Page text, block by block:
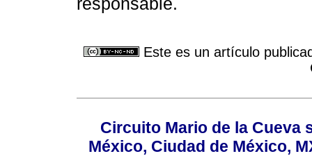
Este es un artículo
Circuito Mario de la Cueva
México, Ciudad de México,